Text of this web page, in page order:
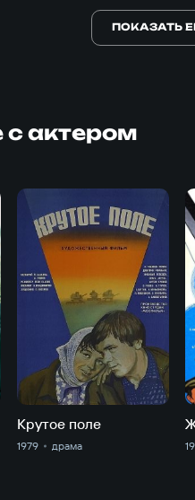
ПОКАЗАТЬ
с актером
Крутое поле
1979 драма